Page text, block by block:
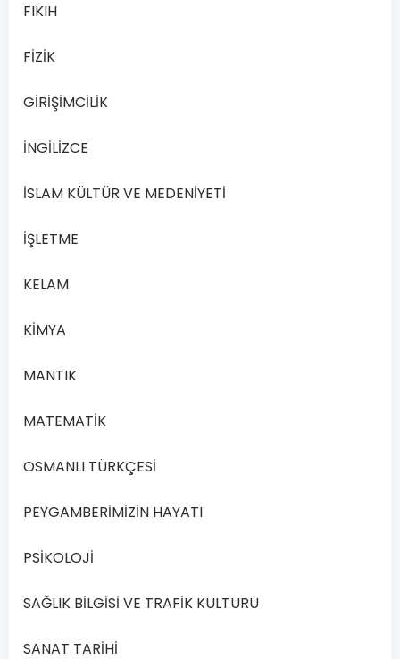
Devamını
FIKIH
FİZİK
GİRİŞİMCİLİK
İNGİLİZCE
İSLAM KÜLTÜR VE MEDENİYETİ
İŞLETME
KELAM
KİMYA
MANTIK
MATEMATİK
OSMANLI TÜRKÇESİ
PEYGAMBERİMİZİN HAYATI
PSİKOLOJİ
SAĞLIK BİLGİSİ VE TRAFİK KÜLTÜRÜ
SANAT TARİHİ